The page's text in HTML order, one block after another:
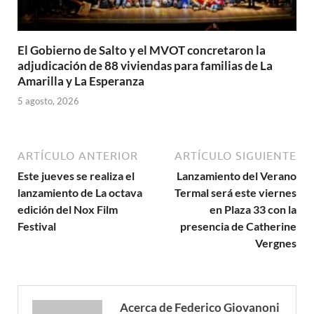
El Gobierno de Salto y el MVOT concretaron la
adjudicación de 88 viviendas para familias de La
Amarilla y La Esperanza
5 agosto, 2026
ARTÍCULO ANTERIOR
Este jueves se realiza el
lanzamiento de La octava
edición del Nox Film
Festival
ARTÍCULO SIGUIENTE
Lanzamiento del Verano
Termal será este viernes
en Plaza 33 con la
presencia de Catherine
Vergnes
Acerca de Federico Giovanoni